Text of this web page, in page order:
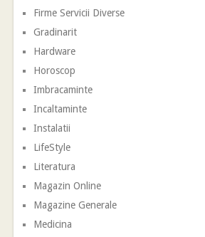
Firme Servicii Diverse
Gradinarit
Hardware
Horoscop
Imbracaminte
Incaltaminte
Instalatii
LifeStyle
Literatura
Magazin Online
Magazine Generale
Medicina